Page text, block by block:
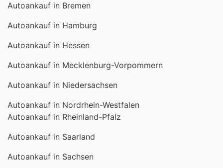
Autoankauf in Bremen
Autoankauf in Hamburg
Autoankauf in Hessen
Autoankauf in Mecklenburg-Vorpommern
Autoankauf in Niedersachsen
Autoankauf in Nordrhein-Westfalen
Autoankauf in Rheinland-Pfalz
Autoankauf in Saarland
Autoankauf in Sachsen